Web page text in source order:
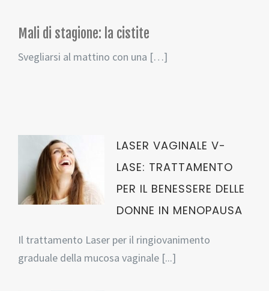
Mali di stagione: la cistite
Svegliarsi al mattino con una […]
LASER VAGINALE V-
LASE: TRATTAMENTO
PER IL BENESSERE DELLE
DONNE IN MENOPAUSA
Il trattamento Laser per il ringiovanimento
graduale della mucosa vaginale [...]